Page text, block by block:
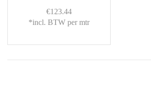
€123.44
*incl. BTW per mtr